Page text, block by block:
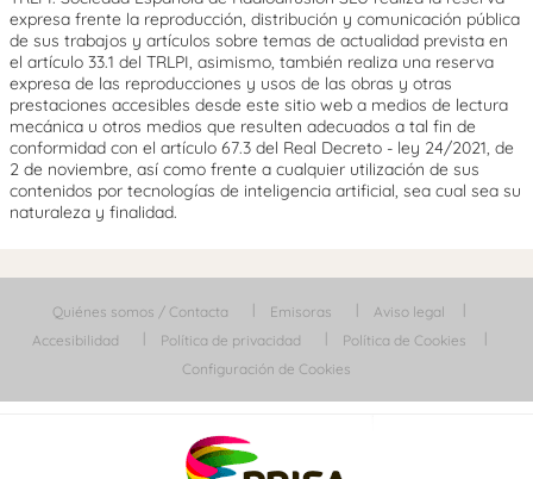
expresa frente la reproducción, distribución y comunicación pública
de sus trabajos y artículos sobre temas de actualidad prevista en
el artículo 33.1 del TRLPI, asimismo, también realiza una reserva
expresa de las reproducciones y usos de las obras y otras
prestaciones accesibles desde este sitio web a medios de lectura
mecánica u otros medios que resulten adecuados a tal fin de
conformidad con el artículo 67.3 del Real Decreto - ley 24/2021, de
2 de noviembre, así como frente a cualquier utilización de sus
contenidos por tecnologías de inteligencia artificial, sea cual sea su
naturaleza y finalidad.
Quiénes somos / Contacta Emisoras
Aviso legal
Accesibilidad
Política de privacidad
Política de Cookies
Configuración de Cookies